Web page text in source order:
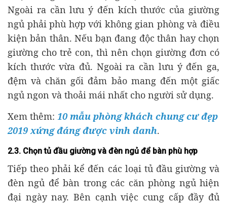
Ngoài ra cần lưu ý đến kích thước của giường
ngủ phải phù hợp với không gian phòng và điều
kiện bản thân. Nếu bạn đang độc thân hay chọn
giường cho trẻ con, thì nên chọn giường đơn có
kích thước vừa đủ. Ngoài ra cần lưu ý đến ga,
đệm và chăn gối đảm bảo mang đến một giấc
ngủ ngon và thoải mái nhất cho người sử dụng.
Xem thêm: 10 mẫu phòng khách chung cư đẹp
2019 xứng đáng được vinh danh.
2.3. Chọn tủ đầu giường và đèn ngủ để bàn phù hợp
Tiếp theo phải kể đến các loại tủ đầu giường và
đèn ngủ để bàn trong các căn phòng ngủ hiện
đại ngày nay. Bên cạnh việc cung cấp đầy đủ